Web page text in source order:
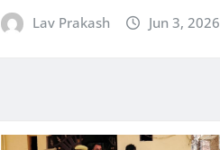
Lav Prakash Jun 3, 2026